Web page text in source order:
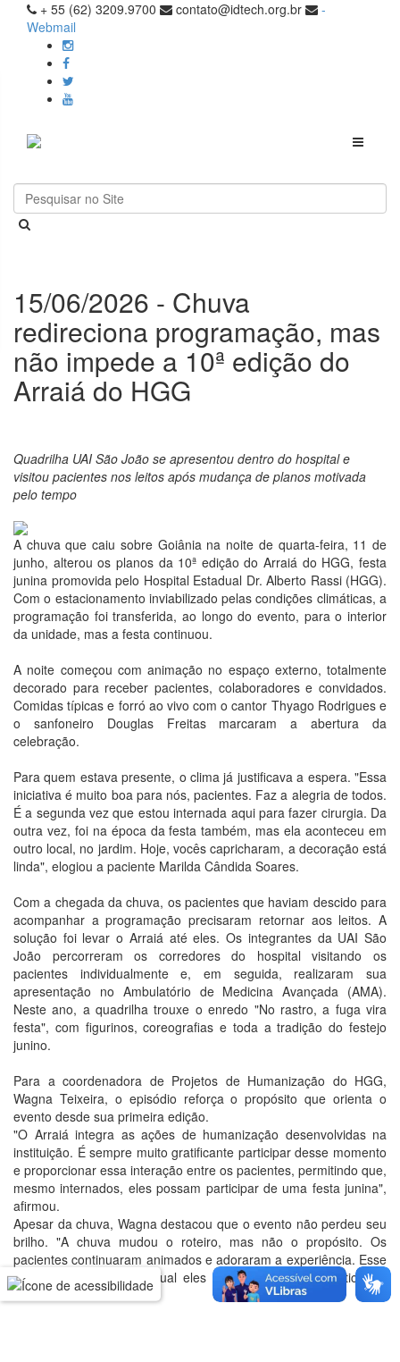
+ 55 (62) 3209.9700 contato@idtech.org.br
-
Webmail
Toggle
15/06/2026 - Chuva
redireciona programação, mas
não impede a 10ª edição do
Arraiá do HGG
Quadrilha UAI São João se apresentou dentro do hospital e
visitou pacientes nos leitos após mudança de planos motivada
pelo tempo
A chuva que caiu sobre Goiânia na noite de quarta-feira, 11 de
junho, alterou os planos da 10ª edição do Arraiá do HGG, festa
junina promovida pelo Hospital Estadual Dr. Alberto Rassi (HGG).
Com o estacionamento inviabilizado pelas condições climáticas, a
programação foi transferida, ao longo do evento, para o interior
da unidade, mas a festa continuou.
A noite começou com animação no espaço externo, totalmente
decorado para receber pacientes, colaboradores e convidados.
Comidas típicas e forró ao vivo com o cantor Thyago Rodrigues e
o sanfoneiro Douglas Freitas marcaram a abertura da
celebração.
Para quem estava presente, o clima já justificava a espera. "Essa
iniciativa é muito boa para nós, pacientes. Faz a alegria de todos.
É a segunda vez que estou internada aqui para fazer cirurgia. Da
outra vez, foi na época da festa também, mas ela aconteceu em
outro local, no jardim. Hoje, vocês capricharam, a decoração está
linda", elogiou a paciente Marilda Cândida Soares.
Com a chegada da chuva, os pacientes que haviam descido para
acompanhar a programação precisaram retornar aos leitos. A
solução foi levar o Arraiá até eles. Os integrantes da UAI São
João percorreram os corredores do hospital visitando os
pacientes individualmente e, em seguida, realizaram sua
apresentação no Ambulatório de Medicina Avançada (AMA).
Neste ano, a quadrilha trouxe o enredo "No rastro, a fuga vira
festa", com figurinos, coreografias e toda a tradição do festejo
junino.
Para a coordenadora de Projetos de Humanização do HGG,
Wagna Teixeira, o episódio reforça o propósito que orienta o
evento desde sua primeira edição.
"O Arraiá integra as ações de humanização desenvolvidas na
instituição. É sempre muito gratificante participar desse momento
e proporcionar essa interação entre os pacientes, permitindo que,
mesmo internados, eles possam participar de uma festa junina",
afirmou.
Apesar da chuva, Wagna destacou que o evento não perdeu seu
brilho. "A chuva mudou o roteiro, mas não o propósito. Os
pacientes continuaram animados e adoraram a experiência. Esse
é o tipo de evento do qual eles fazem questão de participar",
ressaltou.